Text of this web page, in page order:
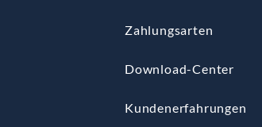
Zahlungsarten
Download-Center
Kundenerfahrungen